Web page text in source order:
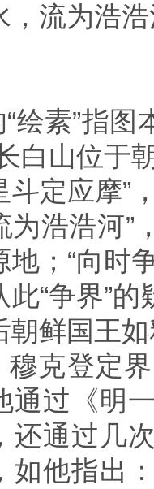
，流为浩
绘素”指图
白山位于
斗定应摩”
为浩浩河”
地；“向时
此“争界”
朝鲜国王
穆克登定
通过《明
还通过几
如他指出